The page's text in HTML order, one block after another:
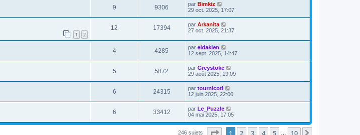
9 9306 par Bimkiz
29 oct. 2025, 17:07
1 2
12 17394 par Arkanita
27 oct. 2025, 21:37
4 4285 par eldakien
12 sept. 2025, 14:47
5 5872 par Greystoke
29 août 2025, 19:09
6 24315 par tournicoti
12 juin 2025, 22:00
6 33412 par Le_Puzzle
04 mai 2025, 17:05
246 sujets Page sur10 …